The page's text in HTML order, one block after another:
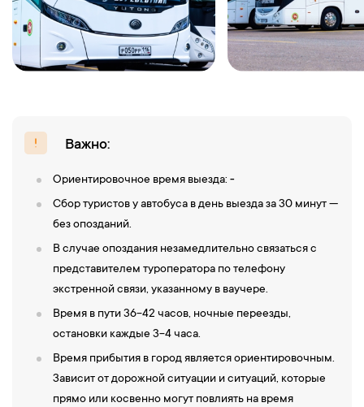
Важно:
Ориентировочное время выезда: -
Сбор туристов у автобуса в день выезда за 30 минут —
без опозданий.
В случае опоздания незамедлительно связаться с
представителем туроператора по телефону
экстренной связи, указанному в ваучере.
Время в пути 36-42 часов, ночные переезды,
остановки каждые 3-4 часа.
Время прибытия в город является ориентировочным.
Зависит от дорожной ситуации и ситуаций, которые
прямо или косвенно могут повлиять на время